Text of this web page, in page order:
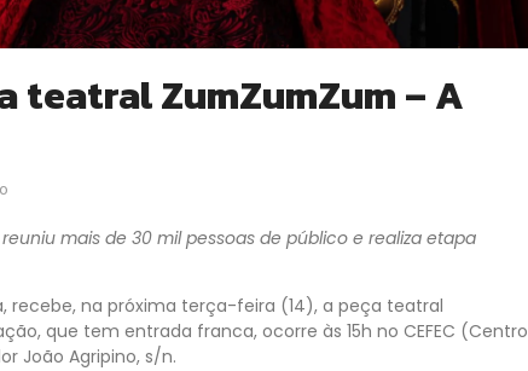
teatral ZumZumZum – A
mais de 30 mil pessoas de público e realiza etapa
recebe, na próxima terça-feira (14), a peça teatral
que tem entrada franca, ocorre às 15h no CEFEC (Centro
João Agripino, s/n.